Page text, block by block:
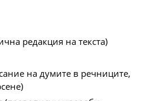
редакция на текста)
на думите в речниците,